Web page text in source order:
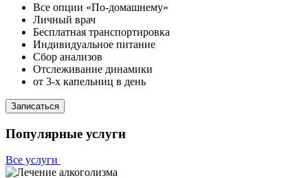
Все опции «По-домашнему»
Личный врач
Бесплатная транспортировка
Индивидуальное питание
Сбор анализов
Отслеживание динамики
от 3-х капельниц в день
Записаться
Популярные услуги
Все услуги